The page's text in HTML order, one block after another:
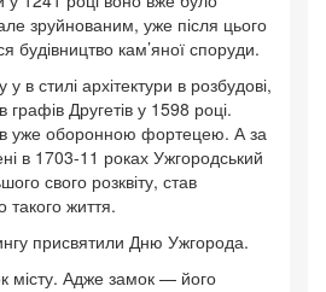
зруйнованим, уже після цього
будівництво кам’яної споруди.
у в стилі архітектури в розбудові,
графів Другетів у 1598 році.
уже оборонною фортецею. А за
в 1703-11 роках Ужгородський
свого розквіту, став
такого життя.
присвятили Дню Ужгорода.
Адже замок — його